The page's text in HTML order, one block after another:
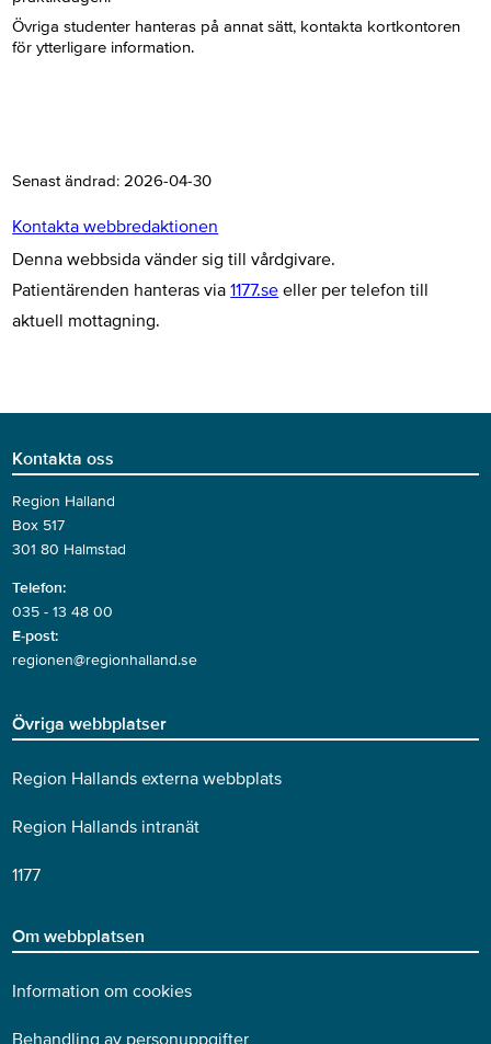
Övriga studenter hanteras på annat sätt, kontakta kortkontoren
för ytterligare information.
Senast ändrad:2026-04-30
Kontakta webbredaktionen
Denna webbsida vänder sig till vårdgivare.
Patientärenden hanteras via1177.se eller per telefon till
aktuell mottagning.
Kontakta oss
Region Halland
Box 517
301 80 Halmstad
Telefon:
035 - 13 48 00
E-post:
regionen@regionhalland.se
Övriga webbplatser
Region Hallands externa webbplats
Region Hallands intranät
1177
Om webbplatsen
Information om cookies
Behandling av personuppgifter